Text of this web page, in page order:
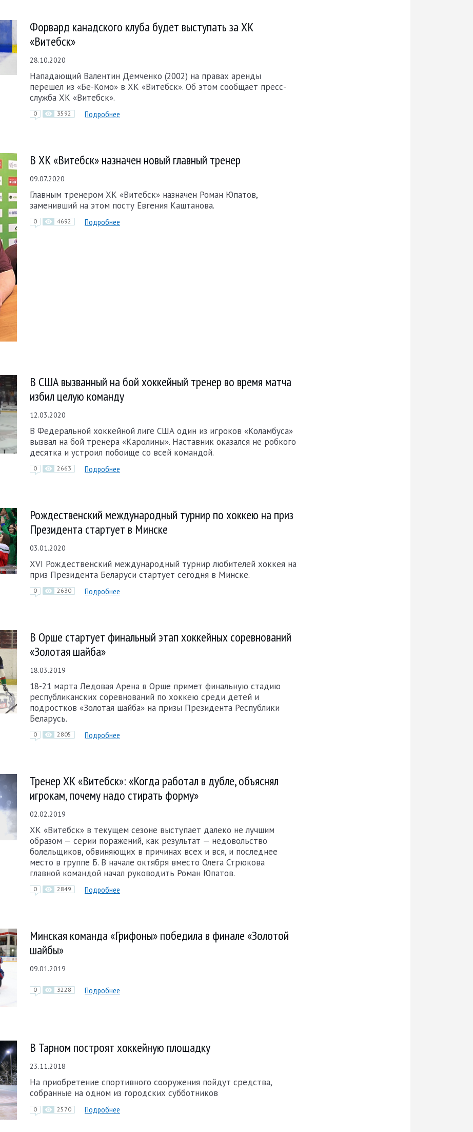
Форвард канадского клуба будет выступать за ХК
«Витебск»
28.10.2020
Нападающий Валентин Демченко (2002) на правах аренды
перешел из «Бе-Комо» в ХК «Витебск». Об этом сообщает пресс-
служба ХК «Витебск».
0 3592 Подробнее
В ХК «Витебск» назначен новый главный тренер
09.07.2020
Главным тренером ХК «Витебск» назначен Роман Юпатов,
заменивший на этом посту Евгения Каштанова.
0 4692 Подробнее
В США вызванный на бой хоккейный тренер во время матча
избил целую команду
12.03.2020
В Федеральной хоккейной лиге США один из игроков «Коламбуса»
вызвал на бой тренера «Каролины». Наставник оказался не робкого
десятка и устроил побоище со всей командой.
0 2663 Подробнее
Рождественский международный турнир по хоккею на приз
Президента стартует в Минске
03.01.2020
XVI Рождественский международный турнир любителей хоккея на
приз Президента Беларуси стартует сегодня в Минске.
0 2630 Подробнее
В Орше стартует финальный этап хоккейных соревнований
«Золотая шайба»
18.03.2019
18-21 марта Ледовая Арена в Орше примет финальную стадию
республиканских соревнований по хоккею среди детей и
подростков «Золотая шайба» на призы Президента Республики
Беларусь.
0 2805 Подробнее
Тренер ХК «Витебск»: «Когда работал в дубле, объяснял
игрокам, почему надо стирать форму»
02.02.2019
ХК «Витебск» в текущем сезоне выступает далеко не лучшим
образом — серии поражений, как результат — недовольство
болельщиков, обвиняющих в причинах всех и вся, и послед­нее
место в группе Б. В начале октября вместо Олега Стрюкова
главной командой начал руководить Роман Юпатов.
0 2849 Подробнее
Минская команда «Грифоны» победила в финале «Золотой
шайбы»
09.01.2019
0 3228 Подробнее
В Тарном построят хоккейную площадку
23.11.2018
На приобретение спортивного сооружения пойдут средства,
собранные на одном из городских субботников
0 2570 Подробнее